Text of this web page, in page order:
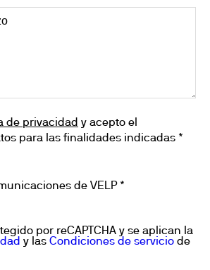
de privacidad y acepto el
para las finalidades indicadas *
de VELP *
por reCAPTCHA y se aplican la
y las Condiciones de servicio de